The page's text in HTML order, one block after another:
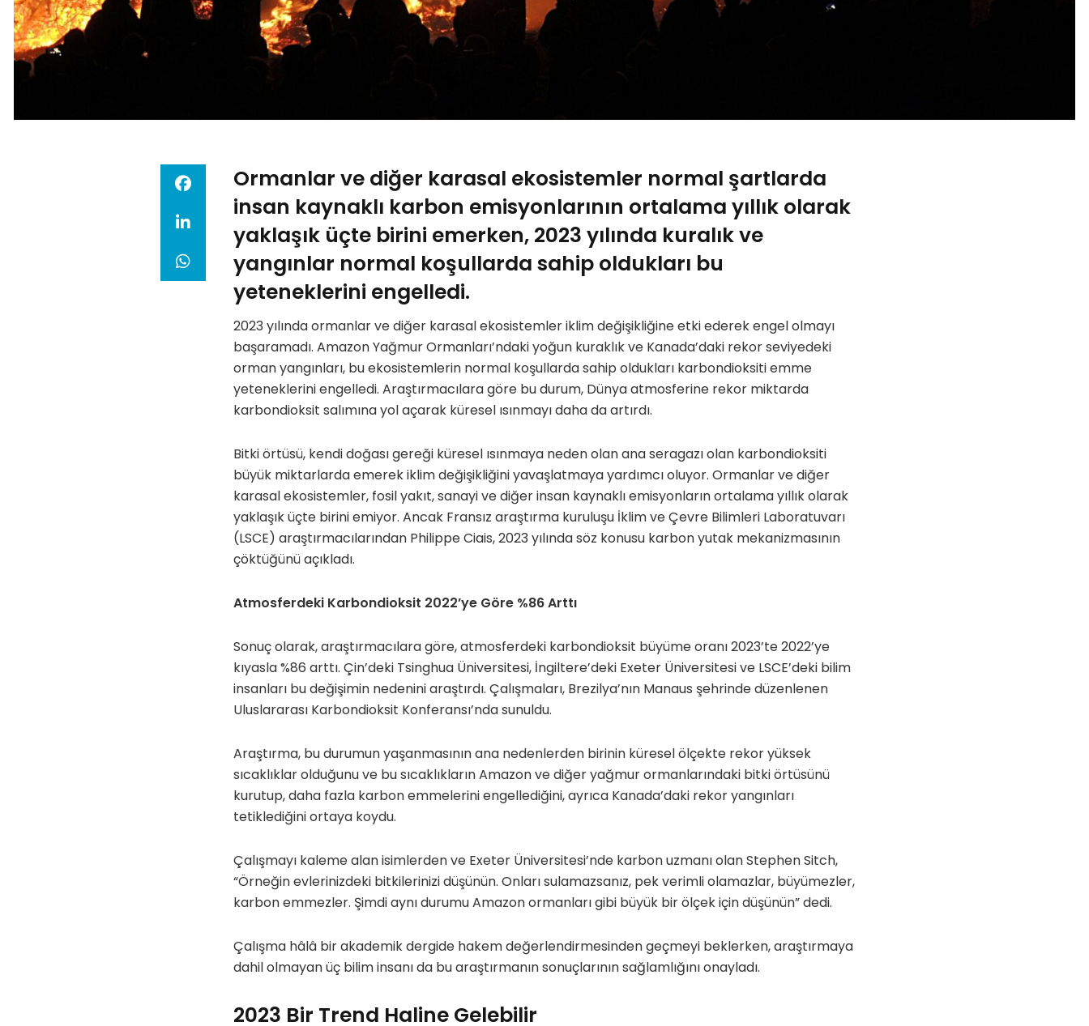
Ormanlar ve diğer karasal ekosistemler normal şartlarda
insan kaynaklı karbon emisyonlarının ortalama yıllık olarak
yaklaşık üçte birini emerken, 2023 yılında kuralık ve
yangınlar normal koşullarda sahip oldukları bu
yeteneklerini engelledi.
2023 yılında ormanlar ve diğer karasal ekosistemler iklim değişikliğine etki ederek engel olmayı
başaramadı. Amazon Yağmur Ormanları’ndaki yoğun kuraklık ve Kanada’daki rekor seviyedeki
orman yangınları, bu ekosistemlerin normal koşullarda sahip oldukları karbondioksiti emme
yeteneklerini engelledi. Araştırmacılara göre bu durum, Dünya atmosferine rekor miktarda
karbondioksit salımına yol açarak küresel ısınmayı daha da artırdı.
Bitki örtüsü, kendi doğası gereği küresel ısınmaya neden olan ana seragazı olan karbondioksiti
büyük miktarlarda emerek iklim değişikliğini yavaşlatmaya yardımcı oluyor. Ormanlar ve diğer
karasal ekosistemler, fosil yakıt, sanayi ve diğer insan kaynaklı emisyonların ortalama yıllık olarak
yaklaşık üçte birini emiyor. Ancak Fransız araştırma kuruluşu İklim ve Çevre Bilimleri Laboratuvarı
(LSCE) araştırmacılarından Philippe Ciais, 2023 yılında söz konusu karbon yutak mekanizmasının
çöktüğünü açıkladı.
Atmosferdeki Karbondioksit 2022’ye Göre %86 Arttı
Sonuç olarak, araştırmacılara göre, atmosferdeki karbondioksit büyüme oranı 2023’te 2022’ye
kıyasla %86 arttı. Çin’deki Tsinghua Üniversitesi, İngiltere’deki Exeter Üniversitesi ve LSCE’deki bilim
insanları bu değişimin nedenini araştırdı. Çalışmaları, Brezilya’nın Manaus şehrinde düzenlenen
Uluslararası Karbondioksit Konferansı’nda sunuldu.
Araştırma, bu durumun yaşanmasının ana nedenlerden birinin küresel ölçekte rekor yüksek
sıcaklıklar olduğunu ve bu sıcaklıkların Amazon ve diğer yağmur ormanlarındaki bitki örtüsünü
kurutup, daha fazla karbon emmelerini engellediğini, ayrıca Kanada’daki rekor yangınları
tetiklediğini ortaya koydu.
Çalışmayı kaleme alan isimlerden ve Exeter Üniversitesi’nde karbon uzmanı olan Stephen Sitch,
“Örneğin evlerinizdeki bitkilerinizi düşünün. Onları sulamazsanız, pek verimli olamazlar, büyümezler,
karbon emmezler. Şimdi aynı durumu Amazon ormanları gibi büyük bir ölçek için düşünün” dedi.
Çalışma hâlâ bir akademik dergide hakem değerlendirmesinden geçmeyi beklerken, araştırmaya
dahil olmayan üç bilim insanı da bu araştırmanın sonuçlarının sağlamlığını onayladı.
2023 Bir Trend Haline Gelebilir